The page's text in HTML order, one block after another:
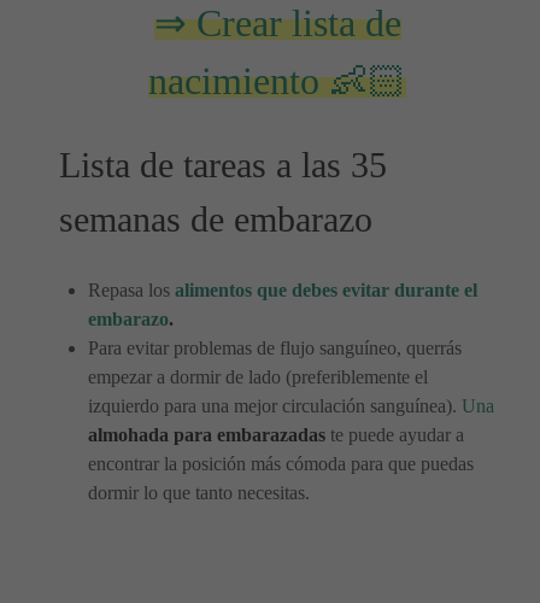
⇒ Crear lista de
nacimiento 👶🏻
Lista de tareas a las 35
semanas de embarazo
Repasa los alimentos que debes evitar durante el
embarazo.
Para evitar problemas de flujo sanguíneo, querrás
empezar a dormir de lado (preferiblemente el
izquierdo para una mejor circulación sanguínea). Una
almohada para embarazadas te puede ayudar a
encontrar la posición más cómoda para que puedas
dormir lo que tanto necesitas.